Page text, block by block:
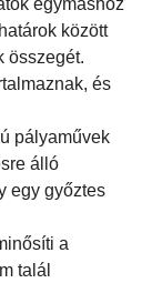
között
összegét.
és
pályaművek
álló
egy győztes
a
talál